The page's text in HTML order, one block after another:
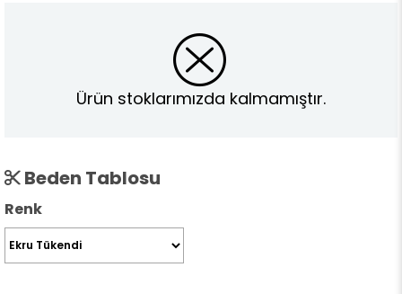
Ürün stoklarımızda kalmamıştır.
Beden Tablosu
Renk